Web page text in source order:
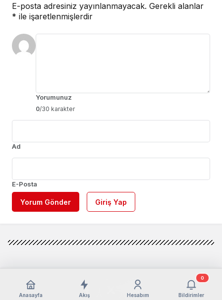
E-posta adresiniz yayınlanmayacak. Gerekli alanlar
* ile işaretlenmişlerdir
Yorumunuz
0/30 karakter
Ad
E-Posta
Yorum Gönder Giriş Yap
Anasayfa Akış Hesabım Bildirimler
0